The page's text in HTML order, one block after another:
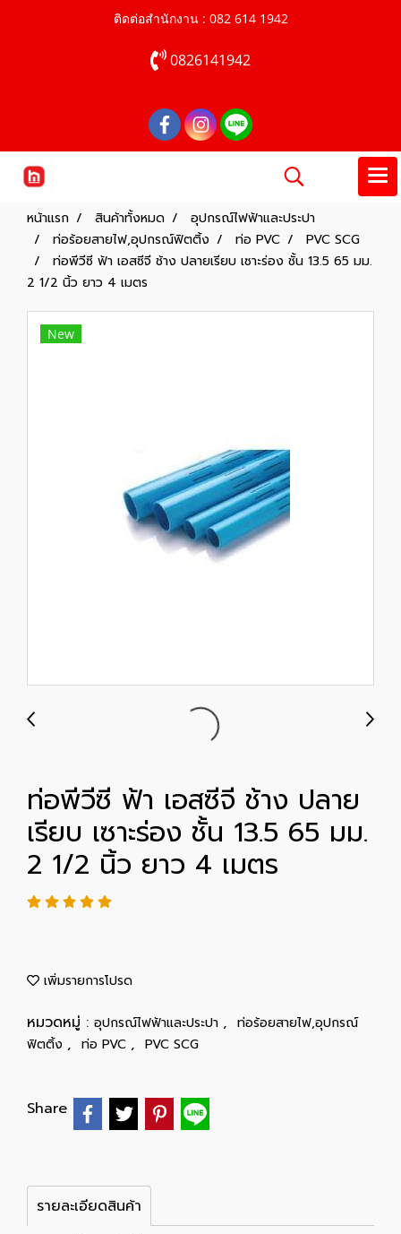
ติดต่อสำนักงาน : 082 614 1942
0826141942
หน้าแรก สินค้าทั้งหมด
อุปกรณ์ไฟฟ้าและประปา
ท่อร้อยสายไฟ,อุปกรณ์ฟิตติ้ง
ท่อ PVC
PVC SCG
ท่อพีวีซี ฟ้า เอสซีจี ช้าง ปลายเรียบ เซาะร่อง ชั้น 13.5 65 มม.
2 1/2 นิ้ว ยาว 4 เมตร
New
ท่อพีวีซี ฟ้า เอสซีจี ช้าง ปลาย
เรียบ เซาะร่อง ชั้น 13.5 65 มม.
2 1/2 นิ้ว ยาว 4 เมตร
เพิ่มรายการโปรด
หมวดหมู่ : อุปกรณ์ไฟฟ้าและประปา , ท่อร้อยสายไฟ,อุปกรณ์
ฟิตติ้ง , ท่อ PVC , PVC SCG
Share
รายละเอียดสินค้า